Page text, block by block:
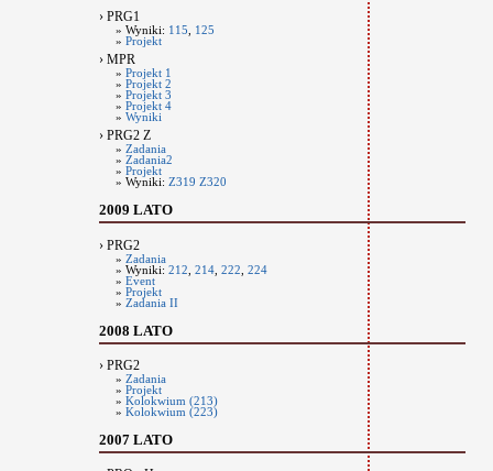
› PRG1
» Wyniki: 115, 125
» Projekt
› MPR
» Projekt 1
» Projekt 2
» Projekt 3
» Projekt 4
» Wyniki
› PRG2 Z
» Zadania
» Zadania2
» Projekt
» Wyniki: Z319 Z320
2009 LATO
› PRG2
» Zadania
» Wyniki: 212 214 222
224
» Event
» Projekt
» Zadania II
2008 LATO
› PRG2
» Zadania
» Projekt
» Kolokwium (213)
» Kolokwium (223)
2007 LATO